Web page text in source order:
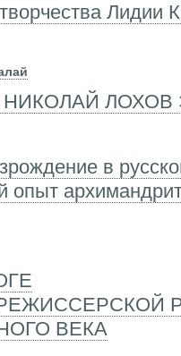
Лидии
ЛОХОВ
в
опыт
ВЕКА